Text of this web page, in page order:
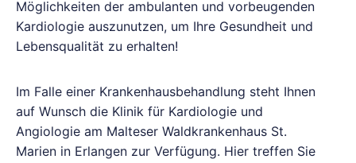
Möglichkeiten der ambulanten und vorbeugenden
Kardiologie auszunutzen, um Ihre Gesundheit und
Lebensqualität zu erhalten!
Im Falle einer Krankenhausbehandlung steht Ihnen
auf Wunsch die Klinik für Kardiologie und
Angiologie am Malteser Waldkrankenhaus St.
Marien in Erlangen zur Verfügung. Hier treffen Sie